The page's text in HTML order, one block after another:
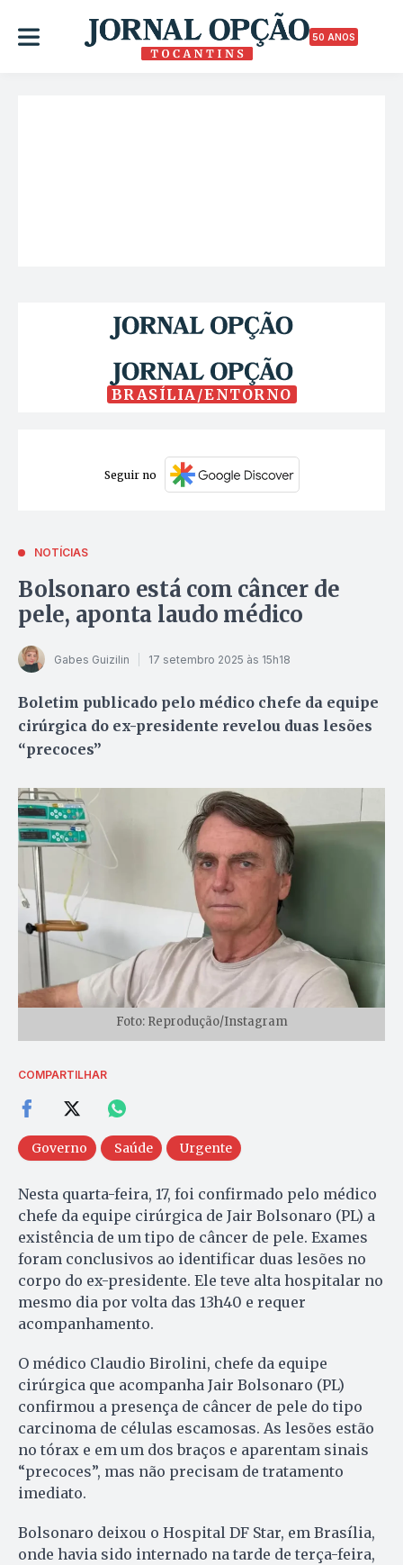
50 ANOS
BRASÍLIA/ENTORNO
Seguir no
NOTÍCIAS
Bolsonaro está com câncer de
pele, aponta laudo médico
Gabes Guizilin 17 setembro 2025 às 15h18
Boletim publicado pelo médico chefe da equipe
cirúrgica do ex-presidente revelou duas lesões
“precoces”
Foto: Reprodução/Instagram
COMPARTILHAR
Governo Saúde Urgente
Nesta quarta-feira, 17, foi confirmado pelo médico
chefe da equipe cirúrgica de Jair Bolsonaro (PL) a
existência de um tipo de câncer de pele. Exames
foram conclusivos ao identificar duas lesões no
corpo do ex-presidente. Ele teve alta hospitalar no
mesmo dia por volta das 13h40 e requer
acompanhamento.
O médico Claudio Birolini, chefe da equipe
cirúrgica que acompanha Jair Bolsonaro (PL)
confirmou a presença de câncer de pele do tipo
carcinoma de células escamosas. As lesões estão
no tórax e em um dos braços e aparentam sinais
“precoces”, mas não precisam de tratamento
imediato.
Bolsonaro deixou o Hospital DF Star, em Brasília,
onde havia sido internado na tarde de terça-feira,